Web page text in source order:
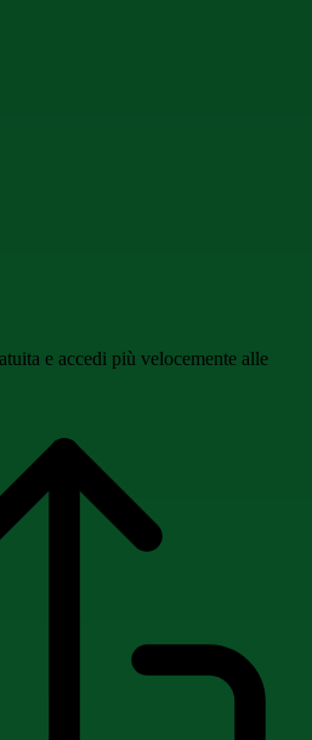
e accedi più velocemente alle